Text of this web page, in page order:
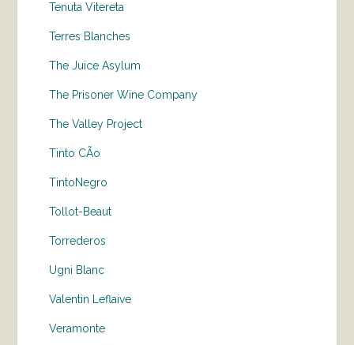
Tenuta Vitereta
Terres Blanches
The Juice Asylum
The Prisoner Wine Company
The Valley Project
Tinto CÃo
TintoNegro
Tollot-Beaut
Torrederos
Ugni Blanc
Valentin Leflaive
Veramonte